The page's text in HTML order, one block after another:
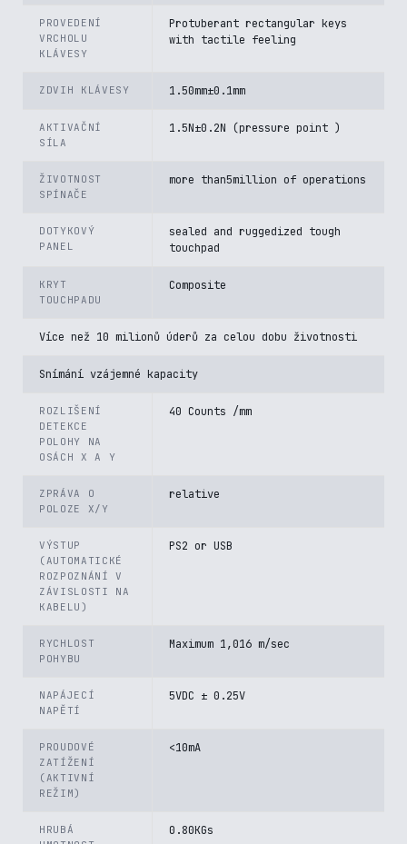
PROVEDENÍ
VRCHOLU
KLÁVESY
Protuberant rectangular keys
with tactile feeling
ZDVIH KLÁVESY 1.50mm±0.1mm
AKTIVAČNÍ
SÍLA
1.5N±0.2N (pressure point )
ŽIVOTNOST
SPÍNAČE
more than5million of operations
DOTYKOVÝ
PANEL
sealed and ruggedized tough
touchpad
KRYT
TOUCHPADU
Composite
Více než 10 milionů úderů za celou dobu životnosti
Snímání vzájemné kapacity
ROZLIŠENÍ
DETEKCE
POLOHY NA
OSÁCH X A Y
40 Counts /mm
ZPRÁVA O
POLOZE X/Y
relative
VÝSTUP
(AUTOMATICKÉ
ROZPOZNÁNÍ V
ZÁVISLOSTI NA
KABELU)
PS2 or USB
RYCHLOST
POHYBU
Maximum 1,016 m/sec
NAPÁJECÍ
NAPĚTÍ
5VDC ± 0.25V
PROUDOVÉ
ZATÍŽENÍ
(AKTIVNÍ
REŽIM)
<10mA
HRUBÁ
0.80KGs